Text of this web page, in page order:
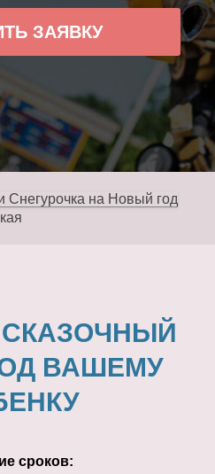
ЗАЯВКУ
Снегурочка на Новый год
ВАШЕМУ
сроков: